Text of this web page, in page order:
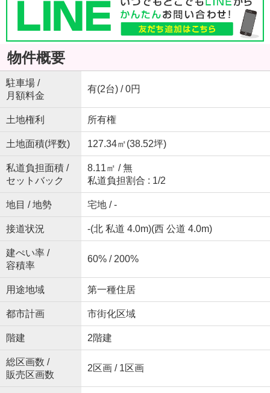
物件概要
駐車場 /
月額料金
有(2台) / 0円
土地権利 所有権
土地面積(坪数) 127.34㎡(38.52坪)
私道負担面積 /
セットバック
8.11㎡ / 無
私道負担割合 : 1/2
地目 / 地勢 宅地 / -
接道状況 -(北 私道 4.0m)(西 公道 4.0m)
建ぺい率 /
容積率
60% / 200%
用途地域 第一種住居
都市計画 市街化区域
階建 2階建
総区画数 /
販売区画数
2区画 / 1区画